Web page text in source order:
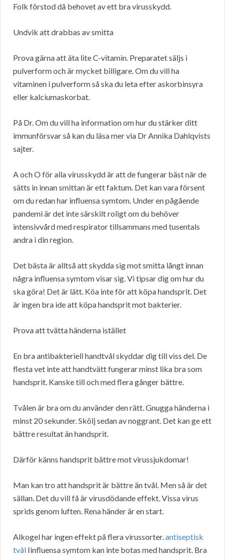
Folk förstod då behovet av ett bra virusskydd.
Undvik att drabbas av smitta
Prova gärna att äta lite C-vitamin. Preparatet säljs i
pulverform och är mycket billigare. Om du vill ha
vitaminen i pulverform så ska du leta efter askorbinsyra
eller kalciumaskorbat.
På Dr. Om du vill ha information om hur du stärker ditt
immunförsvar så kan du läsa mer via Dr Annika Dahlqvists
sajter.
A och O för alla virusskydd är att de fungerar bäst när de
sätts in innan smittan är ett faktum. Det kan vara försent
om du redan har influensa symtom. Under en pågående
pandemi är det inte särskilt roligt om du behöver
intensivvård med respirator tillsammans med tusentals
andra i din region.
Det bästa är alltså att skydda sig mot smitta långt innan
några influensa symtom visar sig. Vi tipsar dig om hur du
ska göra! Det är lätt. Köa inte för att köpa handsprit. Det
är ingen bra ide att köpa handsprit mot bakterier.
Prova att tvätta händerna istället
En bra antibakteriell handtvål skyddar dig till viss del. De
flesta vet inte att handtvätt fungerar minst lika bra som
handsprit. Kanske till och med flera gånger bättre.
Tvålen är bra om du använder den rätt. Gnugga händerna i
minst 20 sekunder. Skölj sedan av noggrant. Det kan ge ett
bättre resultat än handsprit.
Därför känns handsprit bättre mot virussjukdomar!
Man kan tro att handsprit är bättre än tvål. Men så är det
sällan. Det du vill få är virusdödande effekt. Vissa virus
sprids genom luften. Rena händer är en start.
Alkogel har ingen effekt på flera virussorter.antiseptisk
tvål Iinfluensa symtom kan inte botas med handsprit. Bra